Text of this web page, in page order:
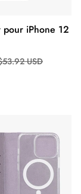
pour iPhone 12
USD